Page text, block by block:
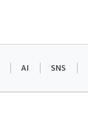
AI SNS